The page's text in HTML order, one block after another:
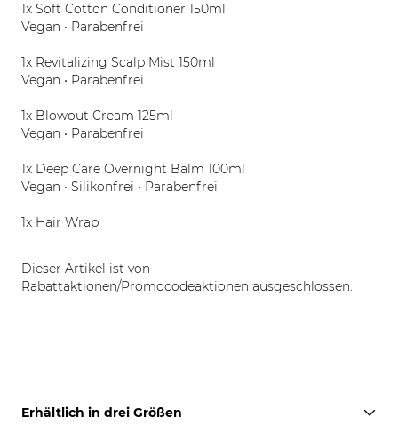
1x Soft Cotton Conditioner 150ml
Vegan • Parabenfrei
1x Revitalizing Scalp Mist 150ml
Vegan • Parabenfrei
1x Blowout Cream 125ml
Vegan • Parabenfrei
1x Deep Care Overnight Balm 100ml
Vegan • Silikonfrei • Parabenfrei
1x Hair Wrap
Dieser Artikel ist von
Rabattaktionen/Promocodeaktionen ausgeschlossen.
Erhältlich in drei Größen